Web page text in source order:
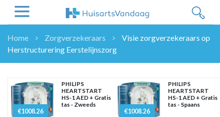
NIEUWS
OVERHEID
WETENSCHAP
ZORGVERZEKERAARS
Home Zorgverzekeraars
Visie zorgverzekeraars op
Herstructurering Eerstelijnszorg
€1008.26
PHILIPS
HEARTSTART
HS-1 AED + Gratis
tas - Zweeds
€1008.26
PHILIPS
HEARTSTART
HS-1 AED + Gratis
tas - Spaans